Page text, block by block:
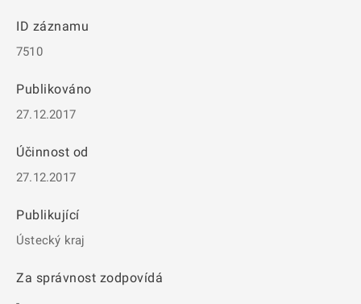
ID záznamu
7510
Publikováno
27.12.2017
Účinnost od
27.12.2017
Publikující
Ústecký kraj
Za správnost zodpovídá